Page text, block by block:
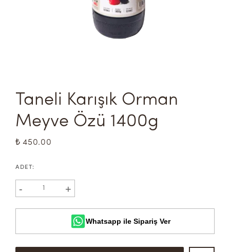
Taneli Karışık Orman
Meyve Özü 1400g
₺ 450.00
ADET:
- 1 +
Whatsapp ile Sipariş Ver